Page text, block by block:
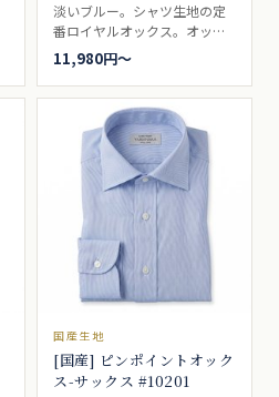
淡いブルー。シャツ生地の定
番ロイヤルオックス。オック
スのドレス版というのは名前
だけで、カジュアルでもドレ
スでも着られる万能シャツ生
地。ビジネスシャツ向き。
11,980円〜
国産生地
[国産] ピンポイントオック
ス-サックス #10201